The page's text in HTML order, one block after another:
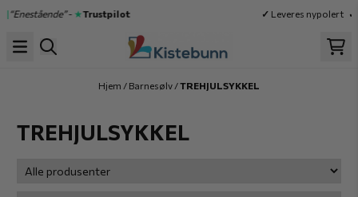
Hopp til innhold
“Enestående”-★Trustpilot ✓Leveres nypolert ✓
Hjem / Barnesølv /TREHJULSYKKEL
TREHJULSYKKEL